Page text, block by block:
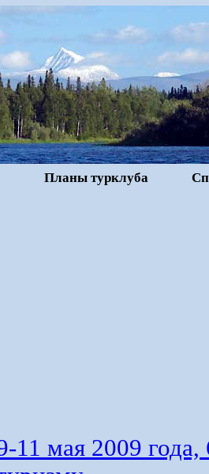
Планы турклуба
11 мая 2009